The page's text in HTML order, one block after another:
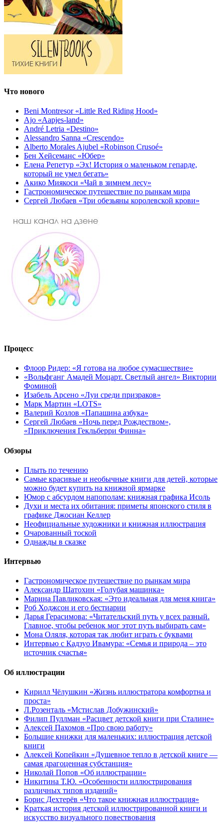
Что нового
Beni Montresor «Little Red Riding Hood»
Ajo «Aapjes-land»
André Letria «Destino»
Alessandro Sanna «Crescendo»
Alberto Morales Ajubel «Robinson Crusoé»
Бен Хейсеманс «Юбер»
Елена Репетур «Эх! История о маленьком гепарде,
который не умел бегать»
Акико Миякоси «Чай в зимнем лесу»
Гастрономическое путешествие по рынкам мира
Сергей Любаев «Три обезьяны королевской крови»
Процесс
Флоор Ридер: «Я готова на любое сумасшествие»
«Вольфганг Амадей Моцарт. Светлый ангел» Виктории
Фоминой
Изабель Арсено «Луи среди призраков»
Марк Мартин «LOTS»
Валерий Козлов «Папашина азбука»
Сергей Любаев «Ночь перед Рождеством»,
«Приключения Гекльберри Финна»
Обзоры
Плыть по течению
Самые красивые и необычные книги для детей, которые
можно будет купить на книжной ярмарке
Юмор с абсурдом напополам: книжная графика Исоль
Духи и места их обитания: приметы японского стиля в
графике Джосиан Келлер
Неофициальные художники и книжная иллюстрация
Очарованный тоской
Однажды в сказке
Интервью
Гастрономическое путешествие по рынкам мира
Александр Шатохин «Голубая машинка»
Марина Павликовская: «Это идеальная для меня книга»
Роб Ходжсон и его бестиарии
Дарья Герасимова: «Читательский путь у всех разный.
Главное, чтобы ребенок мог этот путь выбирать сам»
Мона Оляля, которая так любит играть с буквами
Интервью с Кадзуо Ивамура: «Семья и природа – это
источник счастья»
Об иллюстрации
Кирилл Чёлушкин «Жизнь иллюстратора комфортна и
проста»
Л.Розенталь «Мстислав Добужинский»
Филип Пуллман «Расцвет детской книги при Сталине»
Алексей Пахомов «Про свою работу»
Большие книжки для маленьких: иллюстрация детской
книги
Алексей Копейкин «Душевное тепло в детской книге —
самая драгоценная субстанция»
Николай Попов «Об иллюстрации»
Никитина Т.Ю. «Особенности иллюстрирования
различных типов изданий»
Борис Дехтерёв «Что такое книжная иллюстрация»
Краткая история детской иллюстрированной книги и
искусство визуального повествования